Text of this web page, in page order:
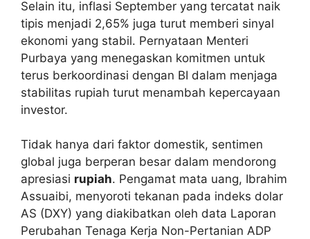
Selain itu, inflasi September yang tercatat naik
tipis menjadi 2,65% juga turut memberi sinyal
ekonomi yang stabil. Pernyataan Menteri
Purbaya yang menegaskan komitmen untuk
terus berkoordinasi dengan BI dalam menjaga
stabilitas rupiah turut menambah kepercayaan
investor.
Tidak hanya dari faktor domestik, sentimen
global juga berperan besar dalam mendorong
apresiasi rupiah. Pengamat mata uang, Ibrahim
Assuaibi, menyoroti tekanan pada indeks dolar
AS (DXY) yang diakibatkan oleh data Laporan
Perubahan Tenaga Kerja Non-Pertanian ADP